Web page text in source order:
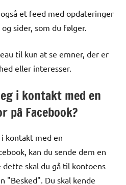
et feed med opdateringer
sider, som du følger.
til kun at se emner, der er
eller interesser.
i kontakt med en
på Facebook?
kontakt med en
kan du sende dem en
skal du gå til kontoens
"Besked". Du skal kende